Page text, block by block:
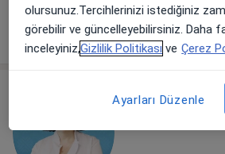
Randevu talep et
olursunuz.Tercihlerinizi istediğiniz
görebilir ve güncelleyebilirsiniz. Daha
inceleyiniz,Gizlilik Politikası ve Çerez
Ayarları Düzenle